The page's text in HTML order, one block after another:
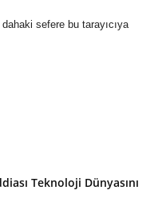
sefere bu tarayıcıya
Teknoloji Dünyasını